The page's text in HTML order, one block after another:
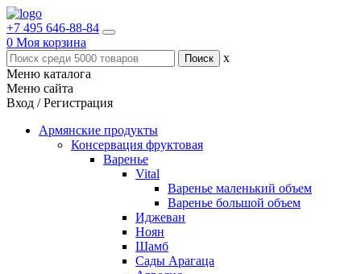
+7 495 646-88-84
0 Моя корзина
x
Меню каталога
Меню сайта
Вход / Регистрация
Армянские продукты
Консервация фруктовая
Варенье
Vital
Варенье маленький объем
Варенье большой объем
Иджеван
Ноян
Шамб
Сады Арагаца